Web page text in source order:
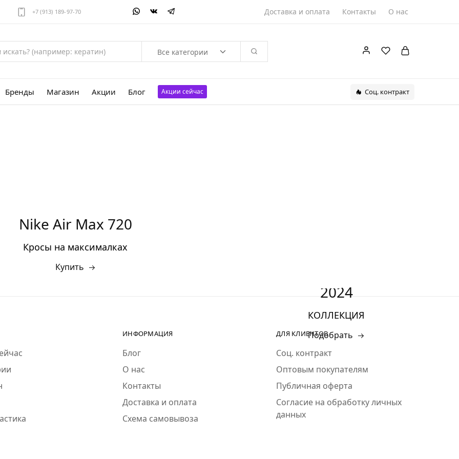
+7 (913) 189-97-70 Доставка и оплата Контакты О нас
Все категории
Бренды Магазин Акции Блог Акции сейчас Соц. контракт
2024
КОЛЛЕКЦИЯ
Подобрать
Nike Air Max 720
Кросы на максималках
Купить
ИНФОРМАЦИЯ
Блог
О нас
Контакты
Доставка и оплата
Схема самовывоза
ДЛЯ КЛИЕНТОВ
Соц. контракт
Оптовым покупателям
Публичная оферта
Согласие на обработку личных
данных